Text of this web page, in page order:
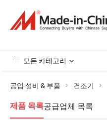
모든 카테고리
공업 설비 & 부품 건조기
제품 목록공급업체 목록